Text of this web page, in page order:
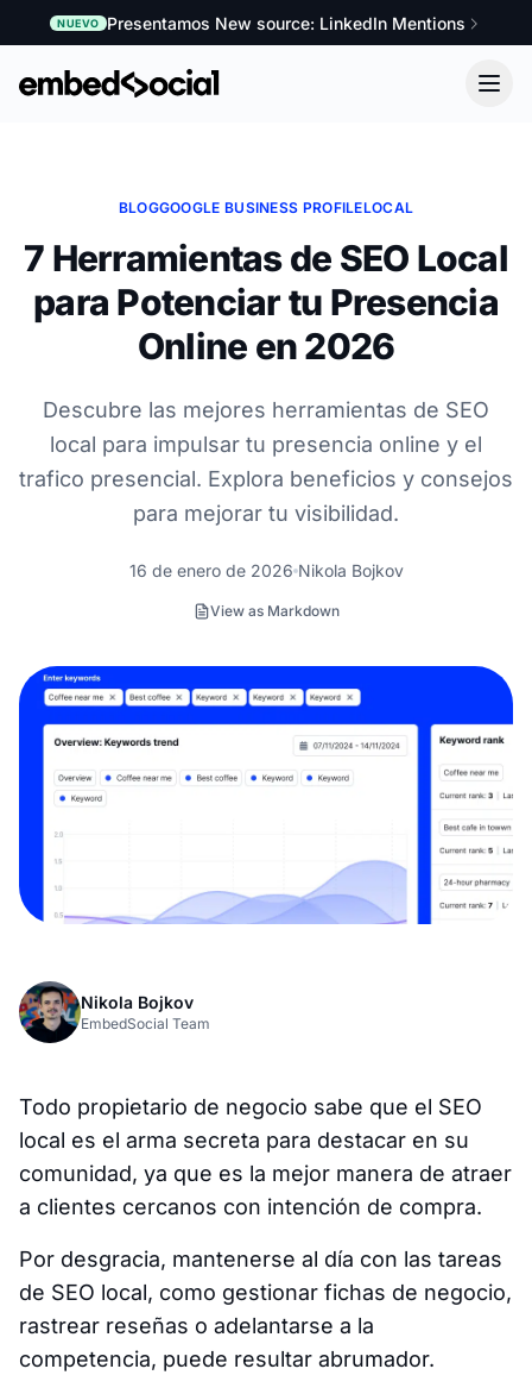
NUEVO Presentamos New source: LinkedIn Mentions
BLOGGOOGLE BUSINESS PROFILELOCAL
7 Herramientas de SEO Local
para Potenciar tu Presencia
Online en 2026
Descubre las mejores herramientas de SEO
local para impulsar tu presencia online y el
trafico presencial. Explora beneficios y consejos
para mejorar tu visibilidad.
16 de enero de 2026 Nikola Bojkov
View as Markdown
Nikola Bojkov
EmbedSocial Team
Todo propietario de negocio sabe que el SEO
local es el arma secreta para destacar en su
comunidad, ya que es la mejor manera de atraer
a clientes cercanos con intención de compra.
Por desgracia, mantenerse al día con las tareas
de SEO local, como gestionar fichas de negocio,
rastrear reseñas o adelantarse a la
competencia, puede resultar abrumador.